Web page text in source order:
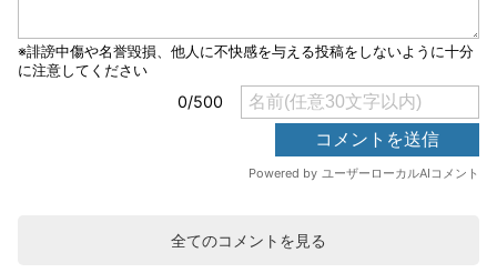
全てのコメントを見る